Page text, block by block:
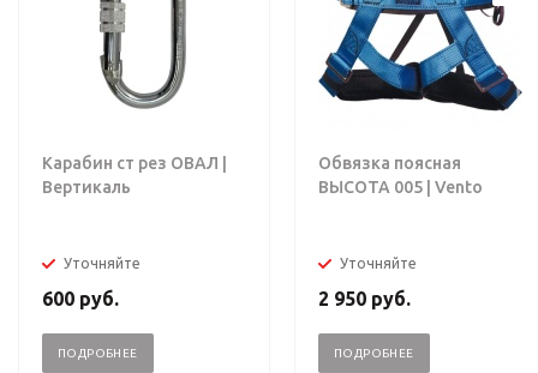
Карабин ст рез ОВАЛ |
Вертикаль
Уточняйте
600 руб.
ПОДРОБНЕЕ
Обвязка поясная
ВЫСОТА 005 | Vento
Уточняйте
2 950 руб.
ПОДРОБНЕЕ